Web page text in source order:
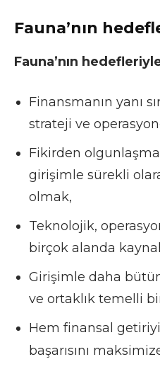
Fauna’nın
Fauna’nın
Finansmanın yanı
strateji ve
Fikirden
girişimle sürekli
olmak,
Teknolojik,
birçok alanda
Girişimle daha
ve ortaklık temelli
Hem finansal
başarısını